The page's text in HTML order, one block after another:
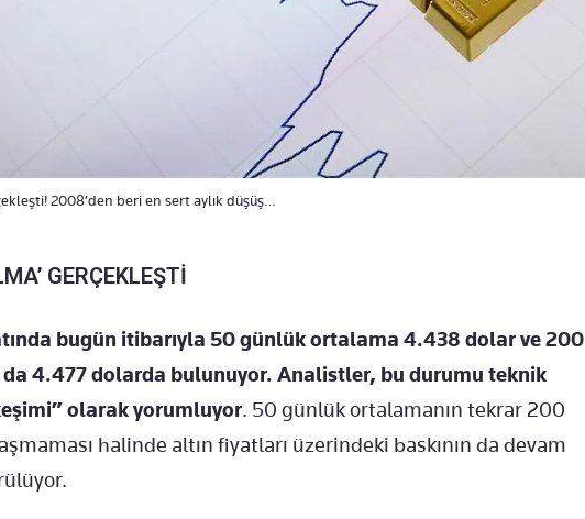
2008’den beri en sert aylık düşüş…
GERÇEKLEŞTİ
bugün itibarıyla 50 günlük ortalama 4.438 dolar ve 200
4.477 dolarda bulunuyor. Analistler, bu durumu teknik
olarak yorumluyor. 50 günlük ortalamanın tekrar 200
halinde altın fiyatları üzerindeki baskının da devam